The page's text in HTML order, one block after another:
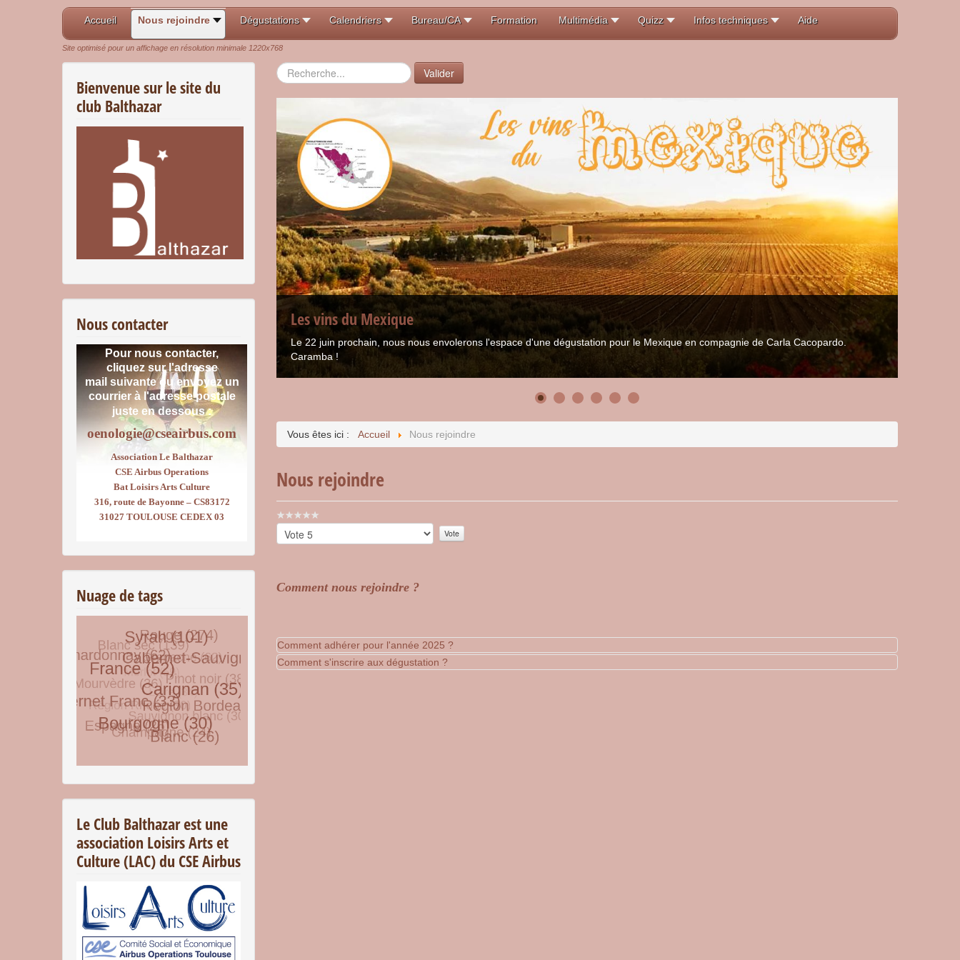
Accueil Nous rejoindre Dégustations Calendriers Bureau/CA Formation Multimédia Quizz Infos techniques Aide
Site optimisé pour un affichage en résolution minimale 1220x768
Bienvenue sur le site du
club Balthazar
Nous contacter
Pour nous contacter,
cliquez sur l'adresse
mail suivante ou envoyez un
courrierà l'adresse postale
juste en dessous :
oenologie@cseairbus.com
Association Le Balthazar
CSE Airbus Operations
Bat Loisirs Arts Culture
316, route de Bayonne – CS83172
31027 TOULOUSE CEDEX 03
Nuage de tags
Le Club Balthazar est une
association Loisirs Arts et
Culture (LAC) du CSE Airbus
Rechercher Valider
Les vins du Mexique
Le 22 juin prochain, nous nous envolerons l'espace d'une dégustation pour le Mexique en compagnie de Carla Cacopardo.
Caramba !
Vous êtes ici : Accueil Nous rejoindre
Nous rejoindre
Vote
utilisateur:
Veuillez
voter
Comment nous rejoindre ?
Comment adhérer pour l'année 2025 ?
Comment s'inscrire aux dégustation ?